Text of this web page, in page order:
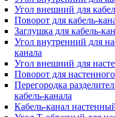
Угол внешний для
Поворот для кабель-
Заглушка для кабель-
Угол внутренний для
канала
Угол внешний для
Поворот для
Перегородка
кабель-канала
Кабель-канал